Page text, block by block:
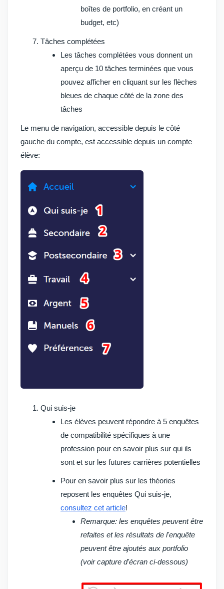
boîtes de portfolio, en créant un
budget, etc)
Tâches complétées
Les tâches complétées vous donnent un
aperçu de 10 tâches terminées que vous
pouvez afficher en cliquant sur les flèches
bleues de chaque côté de la zone des
tâches
Le menu de navigation, accessible depuis le côté
gauche du compte, est accessible depuis un compte
élève:
Qui suis-je
Les élèves peuvent répondre à 5 enquêtes
de compatibilité spécifiques à une
profession pour en savoir plus sur qui ils
sont et sur les futures carrières potentielles
Pour en savoir plus sur les théories
reposent les enquêtes Qui suis-je,
consultez cet article!
Remarque: les enquêtes peuvent être
refaites et les résultats de l'enquête
peuvent être ajoutés aux portfolio
(voir capture d'écran ci-dessous)